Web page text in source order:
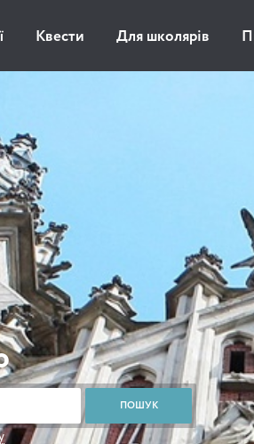
Квести Для школярів